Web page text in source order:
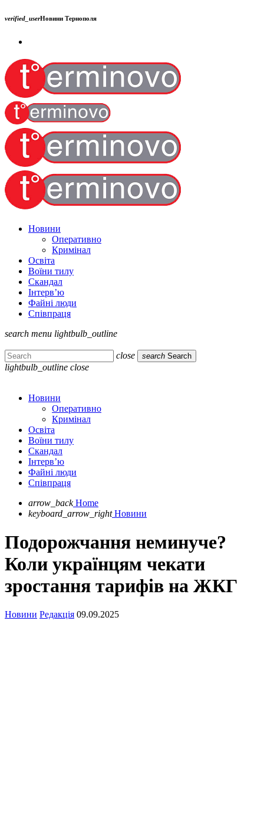
verified_userНовини Тернополя
Новини
Оперативно
Кримінал
Освіта
Воїни тилу
Скандал
Інтерв’ю
Файні люди
Співпраця
search menu lightbulb_outline
close search Search
lightbulb_outline close
Новини
Оперативно
Кримінал
Освіта
Воїни тилу
Скандал
Інтерв’ю
Файні люди
Співпраця
arrow_back Home
keyboard_arrow_right Новини
Подорожчання неминуче?
Коли українцям чекати
зростання тарифів на ЖКГ
Новини Редакція 09.09.2025